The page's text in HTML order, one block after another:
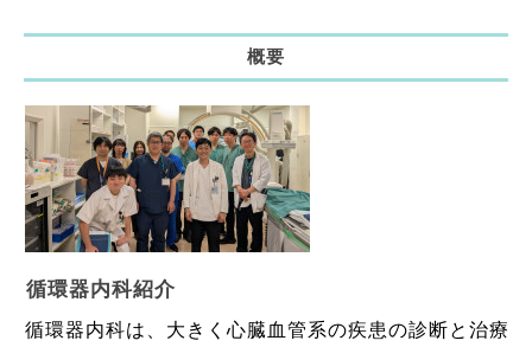
概要
循環器内科紹介
循環器内科は、大きく心臓血管系の疾患の診断と治療